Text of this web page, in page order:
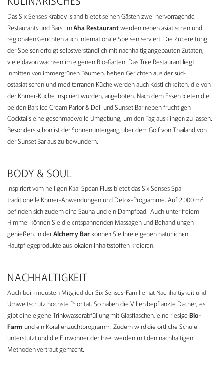
Das Six Senses Krabey Island bietet seinen Gästen zwei hervorragende
Restaurants und Bars. ImAha Restaurantwerden neben asiatischen und
regionalen Gerichten auch internationale Speisen serviert. Die Zubereitung
der Speisen erfolgt selbstverständlich mit nachhaltig angebauten Zutaten,
viele davon wachsen im eigenen Bio-Garten. Das Tree Restaurant liegt
inmitten von immergrünen Bäumen. Neben Gerichten aus der süd-
ostasiatischen und mediterranen Küche werden auch Köstlichkeiten, die von
der Khmer-Küche inspiriert wurden, angeboten. Nach dem Essen bieten die
beiden Bars Ice Cream Parlor & Deli und Sunset Bar neben fruchtigen
Cocktails eine geschmackvolle Umgebung, um den Tag ausklingen zu lassen.
Besonders schön ist der Sonnenuntergang über dem Golf von Thailand von
der Sunset Bar aus zu bewundern.
BODY & SOUL
Inspiriert vom heiligen Kbal Spean Fluss bietet das Six Senses Spa
traditionelle Khmer-Anwendungen und Detox-Programme. Auf 2.000 m²
befinden sich zudem eine Sauna und ein Dampfbad. Auch unter freiem
Himmel können Sie die entspannenden Massagen und Behandlungen
genießen. In derAlchemy Bar können Sie Ihre eigenen natürlichen
Hautpflegeprodukte aus lokalen Inhaltsstoffen kreieren.
NACHHALTIGKEIT
Auch beim neusten Mitglied der Six Senses-Familie hat Nachhaltigkeit und
Umweltschutz höchste Priorität. So haben die Villen bepflanzte Dächer, es
gibt eine eigene Trinkwasserabfüllung mit Glasflaschen, eine riesige Bio-
Farm und ein Korallenzuchtprogramm. Zudem wird die örtliche Schule
unterstützt und die Einwohner der Insel werden mit den nachhaltigen
Methoden vertraut gemacht.